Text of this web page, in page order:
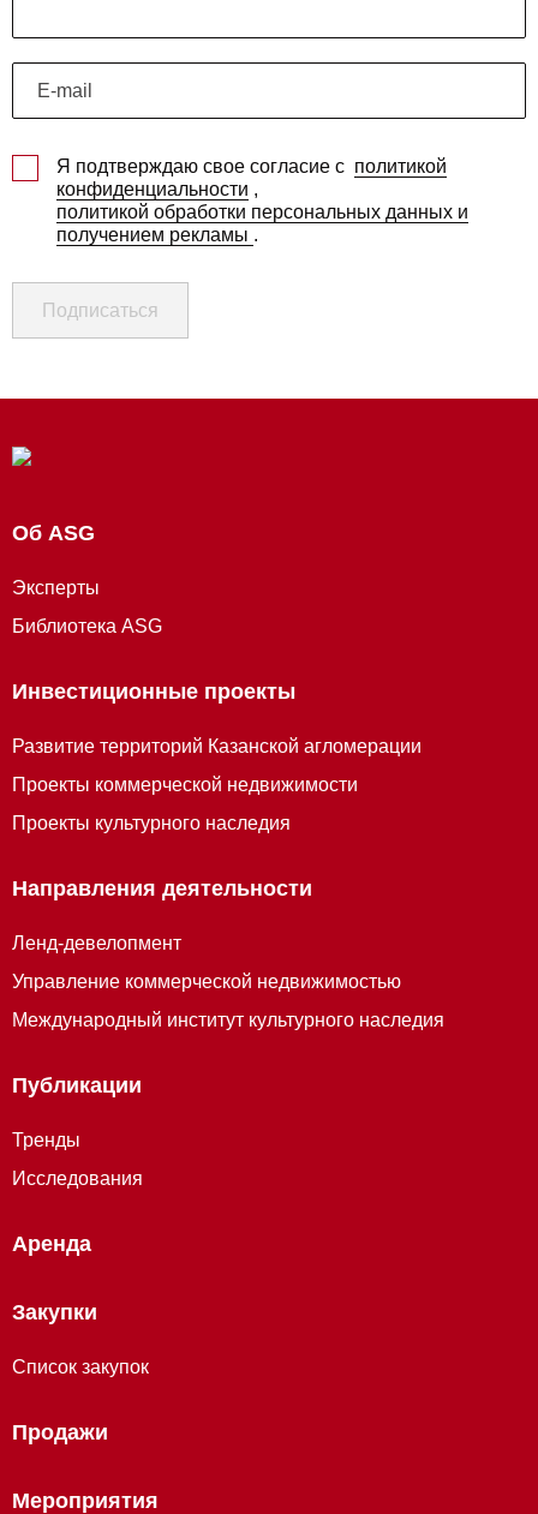
Я подтверждаю свое согласие с политикой
конфиденциальности ,
политикой обработки персональных данных и
получением рекламы .
Подписаться
Об ASG
Эксперты
Библиотека ASG
Инвестиционные проекты
Развитие территорий Казанской агломерации
Проекты коммерческой недвижимости
Проекты культурного наследия
Направления деятельности
Ленд-девелопмент
Управление коммерческой недвижимостью
Международный институт культурного наследия
Публикации
Тренды
Исследования
Аренда
Закупки
Список закупок
Продажи
Мероприятия